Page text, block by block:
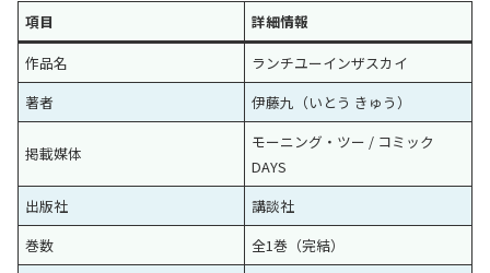
項目
詳細情報
作品名
ランチユーインザスカイ
著者
伊藤九（いとう きゅう）
掲載媒体
モーニング・ツー / コミック
DAYS
出版社
講談社
巻数
全1巻（完結）